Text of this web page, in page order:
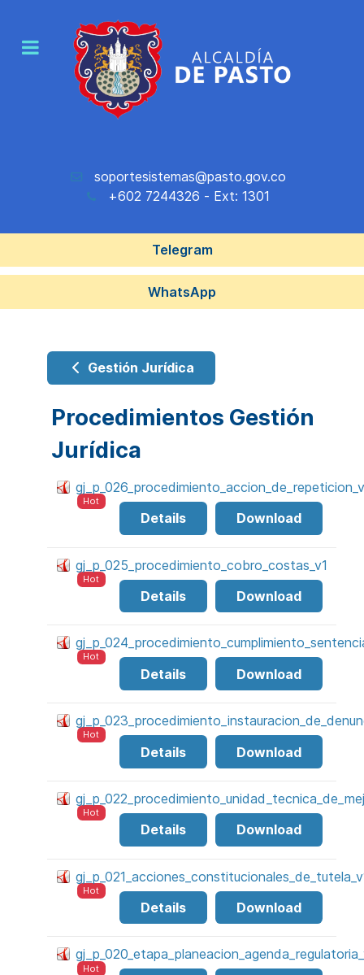
soportesistemas@pasto.gov.co
+602 7244326 - Ext: 1301
Telegram
WhatsApp
Gestión Jurídica
Procedimientos Gestión
Jurídica
Hot
Download
Details
gj_p_025_procedimiento_cobro_costas_v1
Hot
Download
Details
Hot
Download
Details
Hot
Download
Details
Hot
Download
Details
Hot
Download
Details
Hot